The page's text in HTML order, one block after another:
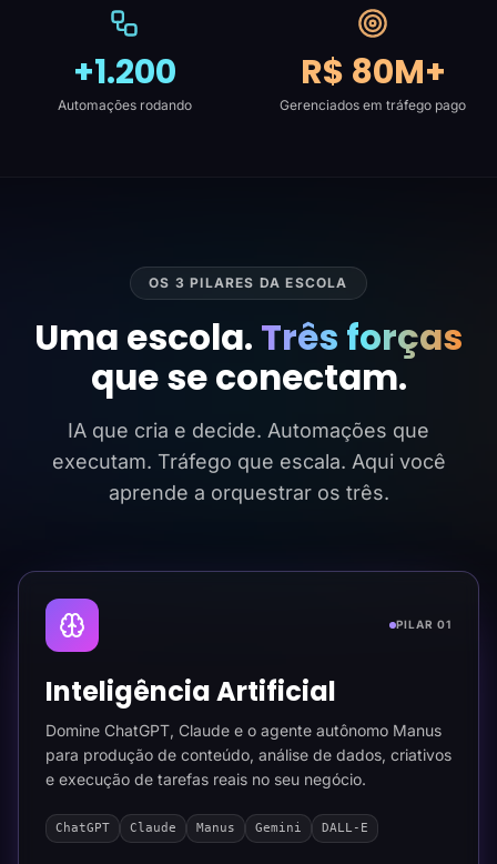
+1.200
Automações rodando
R$ 80M+
Gerenciados em tráfego pago
OS 3 PILARES DA ESCOLA
Uma escola. Três forças
que se conectam.
IA que cria e decide. Automações que
executam. Tráfego que escala. Aqui você
aprende a orquestrar os três.
PILAR 01
Inteligência Artificial
Domine ChatGPT, Claude e o agente autônomo Manus
para produção de conteúdo, análise de dados, criativos
e execução de tarefas reais no seu negócio.
ChatGPT Claude Manus Gemini DALL-E